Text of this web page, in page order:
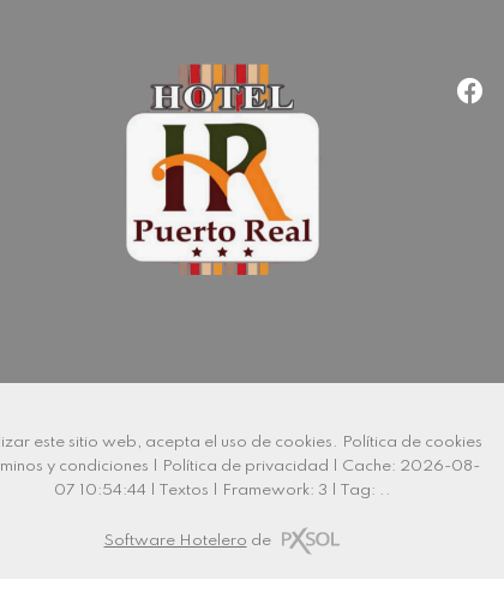
este sitio web, acepta el uso de cookies.
Política de cookies
y condiciones Política de privacidad
Cache: 2026-08-
07 10:54:44 |
Textos Framework: 3 | Tag: ..
Software Hotelero de